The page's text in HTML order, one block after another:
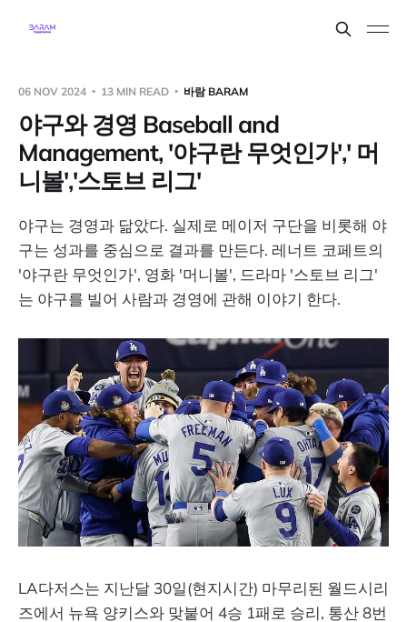
06 NOV 2024 13 MIN READ 바람 BARAM
야구와 경영 Baseball and
Management, '야구란 무엇인가',' 머
니볼','스토브 리그'
야구는 경영과 닮았다. 실제로 메이저 구단을 비롯해 야
구는 성과를 중심으로 결과를 만든다. 레너트 코페트의
'야구란 무엇인가', 영화 '머니볼', 드라마 '스토브 리그'
는 야구를 빌어 사람과 경영에 관해 이야기 한다.
LA다저스는 지난달 30일(현지시간) 마무리된 월드시리
즈에서 뉴욕 양키스와 맞붙어 4승 1패로 승리, 통산 8번